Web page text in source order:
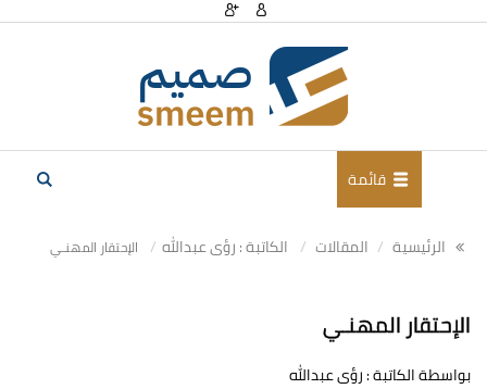
قائمة
الرئيسية المقالات الكاتبة : رؤى عبدالله الإحتقار المهنـي
الإحتقار المهنـي
بواسطة الكاتبة : رؤى عبدالله